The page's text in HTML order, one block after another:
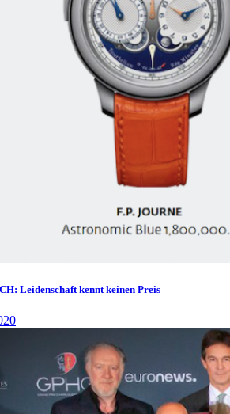
Leidenschaft kennt keinen Preis